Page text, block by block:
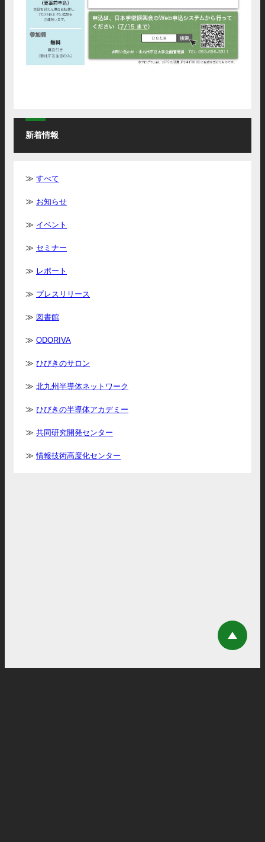
新着情報
すべて
お知らせ
イベント
セミナー
レポート
プレスリリース
図書館
ODORIVA
ひびきのサロン
北九州半導体ネットワーク
ひびきの半導体アカデミー
共同研究開発センター
情報技術高度化センター